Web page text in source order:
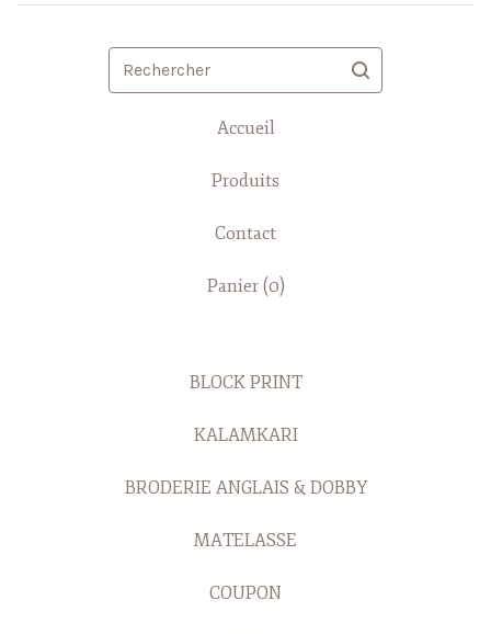
Rechercher
Accueil
Produits
Contact
Panier (0)
BLOCK PRINT
KALAMKARI
BRODERIE ANGLAIS & DOBBY
MATELASSE
COUPON